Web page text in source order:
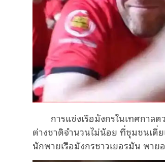
การแข่งเรือมังกรในเทศกา
ต่างชาติจำนวนไม่น้อย ที่ชุมชนเตี่
นักพายเรือมังกรชาวเยอรมัน พา